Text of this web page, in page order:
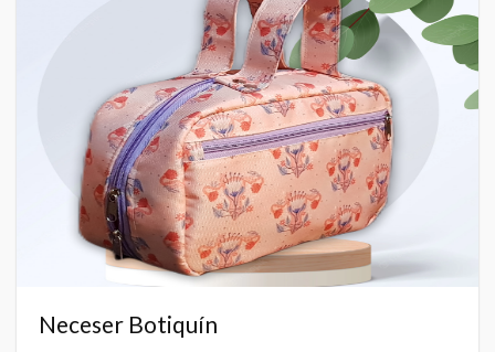
Neceser Botiquín